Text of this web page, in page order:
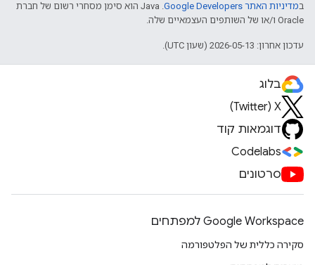
במדיניות האתר Google Developers‏
.‏ Java הוא סימן מסחרי רשום של חברת
Oracle ו/או של השותפים העצמאיים שלה.
עדכון אחרון: 2026-05-13 (שעון UTC).
בלוג
X‏ (Twitter)
דוגמאות קוד
Codelabs
סרטונים
Google Workspace למפתחים
סקירה כללית של הפלטפורמה